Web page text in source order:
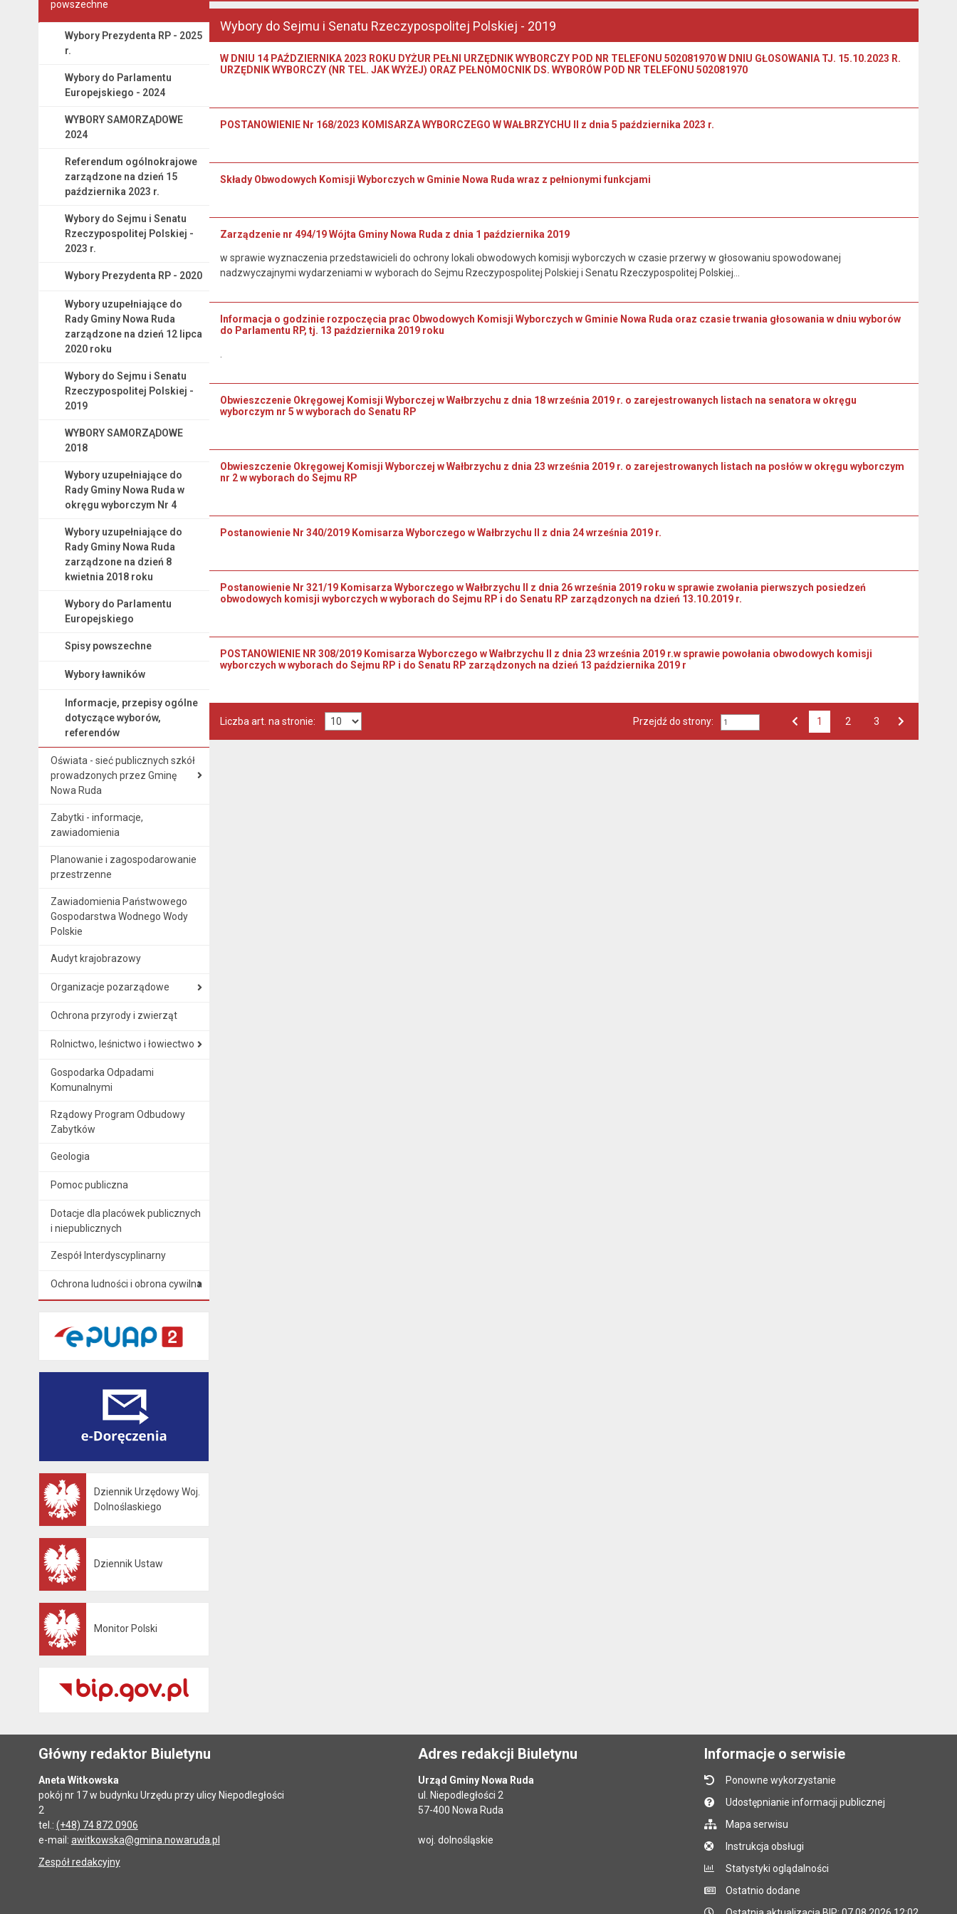
powszechne
Wybory Prezydenta RP - 2025
r.
Wybory do Parlamentu
Europejskiego - 2024
WYBORY SAMORZĄDOWE
2024
Referendum ogólnokrajowe
zarządzone na dzień 15
października 2023 r.
Wybory do Sejmu i Senatu
Rzeczypospolitej Polskiej -
2023 r.
Wybory Prezydenta RP - 2020
Wybory uzupełniające do
Rady Gminy Nowa Ruda
zarządzone na dzień 12 lipca
2020 roku
Wybory do Sejmu i Senatu
Rzeczypospolitej Polskiej -
2019
WYBORY SAMORZĄDOWE
2018
Wybory uzupełniające do
Rady Gminy Nowa Ruda w
okręgu wyborczym Nr 4
Wybory uzupełniające do
Rady Gminy Nowa Ruda
zarządzone na dzień 8
kwietnia 2018 roku
Wybory do Parlamentu
Europejskiego
Spisy powszechne
Wybory ławników
Informacje, przepisy ogólne
dotyczące wyborów,
referendów
Oświata - sieć publicznych szkół
prowadzonych przez Gminę
Nowa Ruda
Zabytki - informacje,
zawiadomienia
Planowanie i zagospodarowanie
przestrzenne
Zawiadomienia Państwowego
Gospodarstwa Wodnego Wody
Polskie
Audyt krajobrazowy
Organizacje pozarządowe
Ochrona przyrody i zwierząt
Rolnictwo, leśnictwo i łowiectwo
Gospodarka Odpadami
Komunalnymi
Rządowy Program Odbudowy
Zabytków
Geologia
Pomoc publiczna
Dotacje dla placówek publicznych
i niepublicznych
Zespół Interdyscyplinarny
Ochrona ludności i obrona cywilna
Dziennik Urzędowy Woj.
Dolnoślaskiego
Dziennik Ustaw
Monitor Polski
Wybory do Sejmu i Senatu Rzeczypospolitej Polskiej - 2019
W DNIU 14 PAŹDZIERNIKA 2023 ROKU DYŻUR PEŁNI URZĘDNIK WYBORCZY POD NR TELEFONU 502081970 W DNIU GŁOSOWANIA TJ. 15.10.2023 R.
URZĘDNIK WYBORCZY (NR TEL. JAK WYŻEJ) ORAZ PEŁNOMOCNIK DS. WYBORÓW POD NR TELEFONU 502081970
POSTANOWIENIE Nr 168/2023 KOMISARZA WYBORCZEGO W WAŁBRZYCHU II z dnia 5 października 2023 r.
Składy Obwodowych Komisji Wyborczych w Gminie Nowa Ruda wraz z pełnionymi funkcjami
Zarządzenie nr 494/19 Wójta Gminy Nowa Ruda z dnia 1 października 2019
w sprawie wyznaczenia przedstawicieli do ochrony lokali obwodowych komisji wyborczych w czasie przerwy w głosowaniu spowodowanej
nadzwyczajnymi wydarzeniami w wyborach do Sejmu Rzeczypospolitej Polskiej i Senatu Rzeczypospolitej Polskiej…
Informacja o godzinie rozpoczęcia prac Obwodowych Komisji Wyborczych w Gminie Nowa Ruda oraz czasie trwania głosowania w dniu wyborów
do Parlamentu RP, tj. 13 października 2019 roku
Obwieszczenie Okręgowej Komisji Wyborczej w Wałbrzychu z dnia 18 września 2019 r. o zarejestrowanych listach na senatora w okręgu
wyborczym nr 5 w wyborach do Senatu RP
Obwieszczenie Okręgowej Komisji Wyborczej w Wałbrzychu z dnia 23 września 2019 r. o zarejestrowanych listach na posłów w okręgu wyborczym
nr 2 w wyborach do Sejmu RP
Postanowienie Nr 340/2019 Komisarza Wyborczego w Wałbrzychu II z dnia 24 września 2019 r.
Postanowienie Nr 321/19 Komisarza Wyborczego w Wałbrzychu II z dnia 26 września 2019 roku w sprawie zwołania pierwszych posiedzeń
obwodowych komisji wyborczych w wyborach do Sejmu RP i do Senatu RP zarządzonych na dzień 13.10.2019 r.
POSTANOWIENIE NR 308/2019 Komisarza Wyborczego w Wałbrzychu II z dnia 23 września 2019 r.w sprawie powołania obwodowych komisji
wyborczych w wyborach do Sejmu RP i do Senatu RP zarządzonych na dzień 13 października 2019 r
Liczba art. na stronie: Przejdź do strony: 1 2 3
Główny redaktor Biuletynu
Aneta Witkowska
pokój nr 17 w budynku Urzędu przy ulicy Niepodległości
2
tel.: (+48) 74 872 0906
e-mail: awitkowska@gmina.nowaruda.pl
Zespół redakcyjny
Adres redakcji Biuletynu
Urząd Gminy Nowa Ruda
ul. Niepodległości 2
57-400 Nowa Ruda
woj. dolnośląskie
Informacje o serwisie
Ponowne wykorzystanie
Udostępnianie informacji publicznej
Mapa serwisu
Instrukcja obsługi
Statystyki oglądalności
Ostatnio dodane